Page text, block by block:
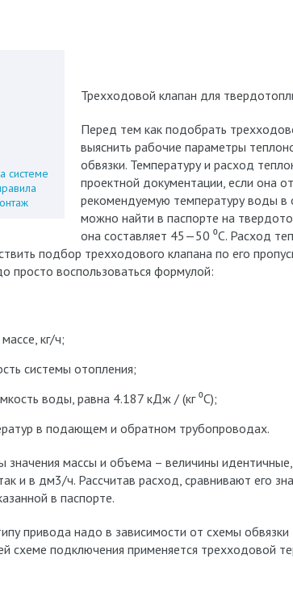
системе
Трехходовой клапан для
Перед тем как подобрать
выяснить рабочие параметры
обвязки. Температуру и расход
проектной документации, если она
рекомендуемую температуру воды
можно найти в паспорте на
она составляет 45—50 ⁰С. Расход
подбор трехходового клапана по его
просто воспользоваться формулой:
кг/ч;
системы отопления;
воды, равна 4.187 кДж / (кг ⁰С);
в подающем и обратном трубопроводах.
значения массы и объема – величины
и в дм3/ч. Рассчитав расход, сравнивают его
в паспорте.
привода надо в зависимости от схемы
схеме подключения применяется трехходовой